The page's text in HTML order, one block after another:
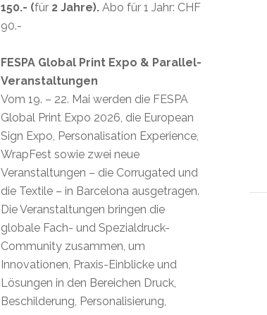
150.- (für 2 Jahre). Abo für 1 Jahr: CHF
90.-
FESPA Global Print Expo & Parallel-
Veranstaltungen
Vom 19. – 22. Mai werden die FESPA
Global Print Expo 2026, die European
Sign Expo, Personalisation Experience,
WrapFest sowie zwei neue
Veranstaltungen – die Corrugated und
die Textile – in Barcelona ausgetragen.
Die Veranstaltungen bringen die
globale Fach- und Spezialdruck-
Community zusammen, um
Innovationen, Praxis-Einblicke und
Lösungen in den Bereichen Druck,
Beschilderung, Personalisierung,